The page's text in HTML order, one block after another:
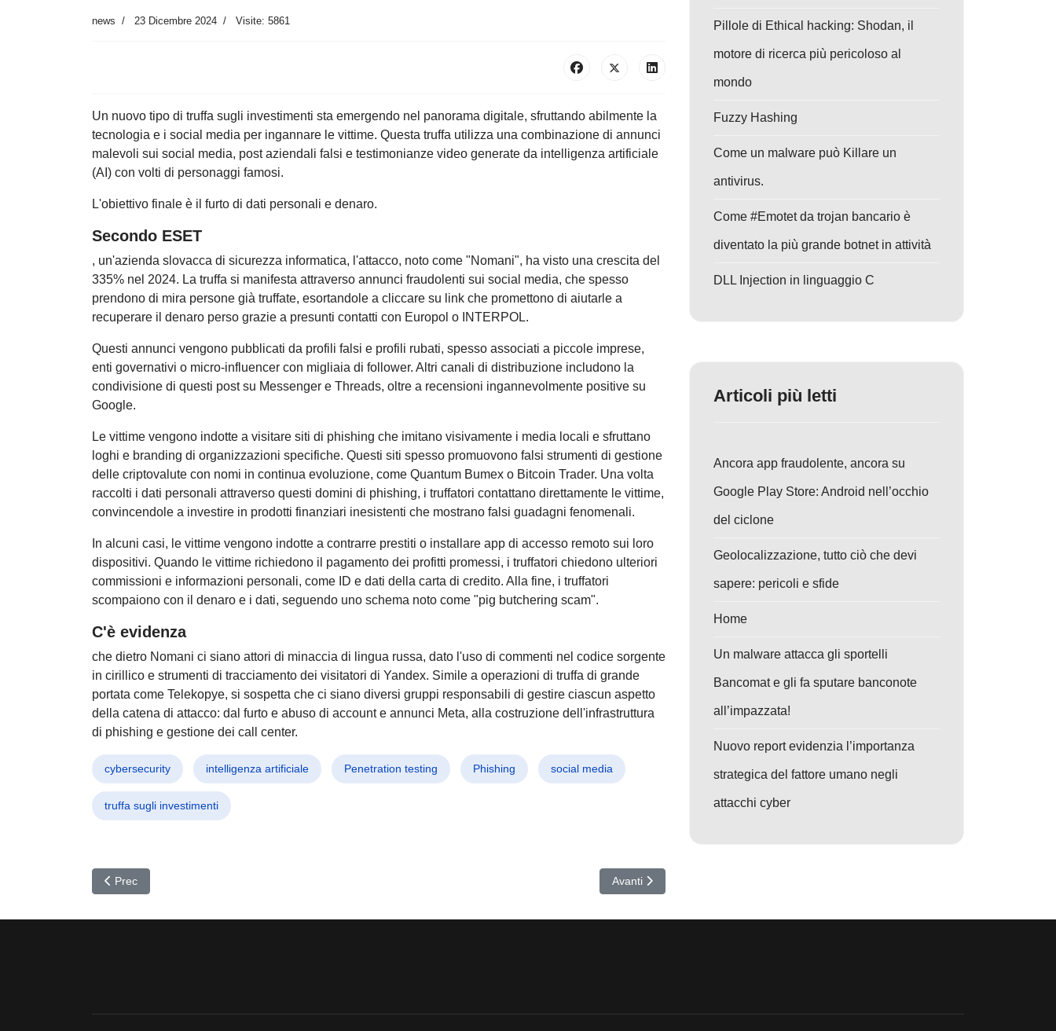
news 23 Dicembre 2024 Visite: 5861
Un nuovo tipo di truffa sugli investimenti sta emergendo nel panorama digitale, sfruttando abilmente la
tecnologia e i social media per ingannare le vittime. Questa truffa utilizza una combinazione di annunci
malevoli sui social media, post aziendali falsi e testimonianze video generate da intelligenza artificiale
(AI) con volti di personaggi famosi.
L'obiettivo finale è il furto di dati personali e denaro.
Secondo ESET
, un'azienda slovacca di sicurezza informatica, l'attacco, noto come "Nomani", ha visto una crescita del
335% nel 2024. La truffa si manifesta attraverso annunci fraudolenti sui social media, che spesso
prendono di mira persone già truffate, esortandole a cliccare su link che promettono di aiutarle a
recuperare il denaro perso grazie a presunti contatti con Europol o INTERPOL.
Questi annunci vengono pubblicati da profili falsi e profili rubati, spesso associati a piccole imprese,
enti governativi o micro-influencer con migliaia di follower. Altri canali di distribuzione includono la
condivisione di questi post su Messenger e Threads, oltre a recensioni ingannevolmente positive su
Google.
Le vittime vengono indotte a visitare siti di phishing che imitano visivamente i media locali e sfruttano
loghi e branding di organizzazioni specifiche. Questi siti spesso promuovono falsi strumenti di gestione
delle criptovalute con nomi in continua evoluzione, come Quantum Bumex o Bitcoin Trader. Una volta
raccolti i dati personali attraverso questi domini di phishing, i truffatori contattano direttamente le vittime,
convincendole a investire in prodotti finanziari inesistenti che mostrano falsi guadagni fenomenali.
In alcuni casi, le vittime vengono indotte a contrarre prestiti o installare app di accesso remoto sui loro
dispositivi. Quando le vittime richiedono il pagamento dei profitti promessi, i truffatori chiedono ulteriori
commissioni e informazioni personali, come ID e dati della carta di credito. Alla fine, i truffatori
scompaiono con il denaro e i dati, seguendo uno schema noto come "pig butchering scam".
C'è evidenza
che dietro Nomani ci siano attori di minaccia di lingua russa, dato l'uso di commenti nel codice sorgente
in cirillico e strumenti di tracciamento dei visitatori di Yandex. Simile a operazioni di truffa di grande
portata come Telekopye, si sospetta che ci siano diversi gruppi responsabili di gestire ciascun aspetto
della catena di attacco: dal furto e abuso di account e annunci Meta, alla costruzione dell'infrastruttura
di phishing e gestione dei call center.
cybersecurity intelligenza artificiale Penetration testing Phishing social media
truffa sugli investimenti
Articolo precedente: Caccia alle Minacce Informatiche: 5 Tecniche Essenziali per Proteggere la Tua Azienda nel Mondo Digitale
Prec Articolo successivo: Attacco dei Pacchetti NPM Falsi: Rischio Elevato per la Sicurezza
Avanti
Pillole di Ethical hacking: Shodan, il
motore di ricerca più pericoloso al
mondo
Fuzzy Hashing
Come un malware può Killare un
antivirus.
Come #Emotet da trojan bancario è
diventato la più grande botnet in attività
DLL Injection in linguaggio C
Articoli più letti
Ancora app fraudolente, ancora su
Google Play Store: Android nell’occhio
del ciclone
Geolocalizzazione, tutto ciò che devi
sapere: pericoli e sfide
Home
Un malware attacca gli sportelli
Bancomat e gli fa sputare banconote
all’impazzata!
Nuovo report evidenzia l’importanza
strategica del fattore umano negli
attacchi cyber